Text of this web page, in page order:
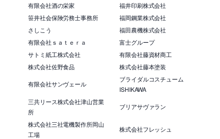
有限会社酒の栄家
福井印刷株式会社
笹井社会保険労務士事務所
福岡鋼業株式会社
さしこう
福田農機株式会社
有限会社ｓａｔｅｒａ
富士グループ
サトミ紙工株式会社
有限会社藤資材商工
株式会社佐野食品
株式会社藤本塗装
有限会社サンヴェール
ブライダルコスチューム
ISHIKAWA
三共リース株式会社津山営業
所
ブリアサヴァラン
株式会社三社電機製作所岡山
工場
株式会社フレッシュ